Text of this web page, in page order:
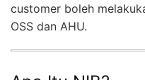
customer boleh
OSS dan AHU.